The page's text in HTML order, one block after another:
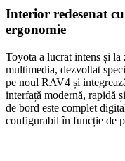
Interior redesenat
ergonomie
Toyota a lucrat intens și
multimedia, dezvoltat
pe noul RAV4 și
interfață modernă, rapidă
de bord este complet
configurabil în funcție de